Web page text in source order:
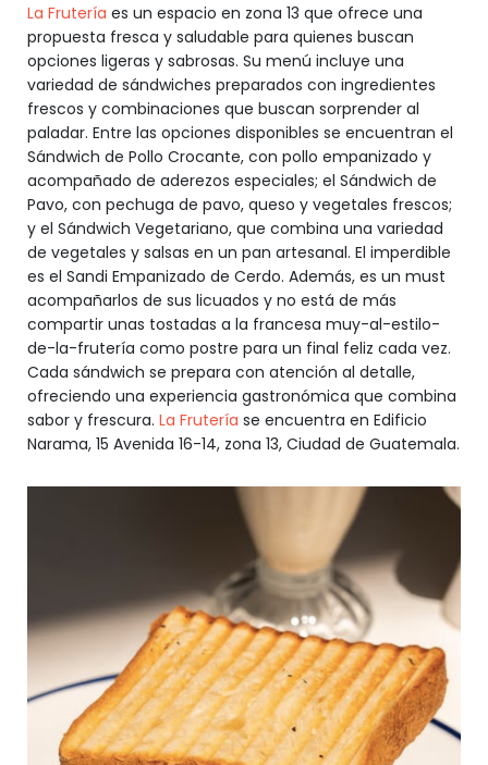
La Frutería es un espacio en zona 13 que ofrece una
propuesta fresca y saludable para quienes buscan
opciones ligeras y sabrosas. Su menú incluye una
variedad de sándwiches preparados con ingredientes
frescos y combinaciones que buscan sorprender al
paladar. Entre las opciones disponibles se encuentran el
Sándwich de Pollo Crocante, con pollo empanizado y
acompañado de aderezos especiales; el Sándwich de
Pavo, con pechuga de pavo, queso y vegetales frescos;
y el Sándwich Vegetariano, que combina una variedad
de vegetales y salsas en un pan artesanal. El imperdible
es el Sandi Empanizado de Cerdo. Además, es un must
acompañarlos de sus licuados y no está de más
compartir unas tostadas a la francesa muy-al-estilo-
de-la-frutería como postre para un final feliz cada vez.
Cada sándwich se prepara con atención al detalle,
ofreciendo una experiencia gastronómica que combina
sabor y frescura. La Frutería se encuentra en Edificio
Narama, 15 Avenida 16-14, zona 13, Ciudad de Guatemala.